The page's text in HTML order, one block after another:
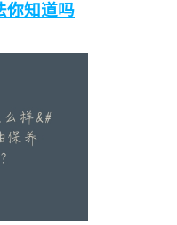
你知道吗